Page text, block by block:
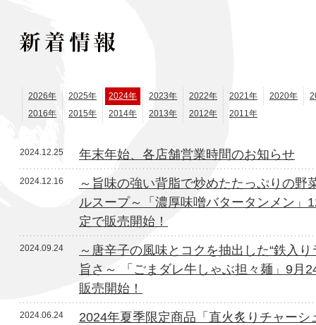
2026年 2025年 2024年 2023年 2022年 2021年 2020年
2016年
2015年 2014年 2013年 2012年 2011年
2024.12.25 年末年始、各店舗営業時間のお知らせ
2024.12.16
～旨味の強い背脂で炒めたたっぷりの野
ルスープ～「濃厚味噌バタータンメン」
定で販売開始！
2024.09.24
～唐辛子の風味とコクを抽出した“鉄入
旨さ～ 「ごまダレ牛しゃぶ担々麺」9月
販売開始！
2024.06.24
2024年夏季限定商品「直火炙りチャーシ